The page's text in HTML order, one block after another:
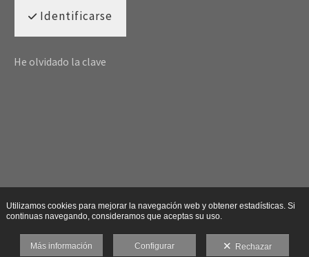
Identificarse
He olvidado la clave
Utilizamos cookies para mejorar la navegación web y obtener estadísticas. Si
continuas navegando, consideramos que aceptas su uso.
Más información Configurar Rechazar